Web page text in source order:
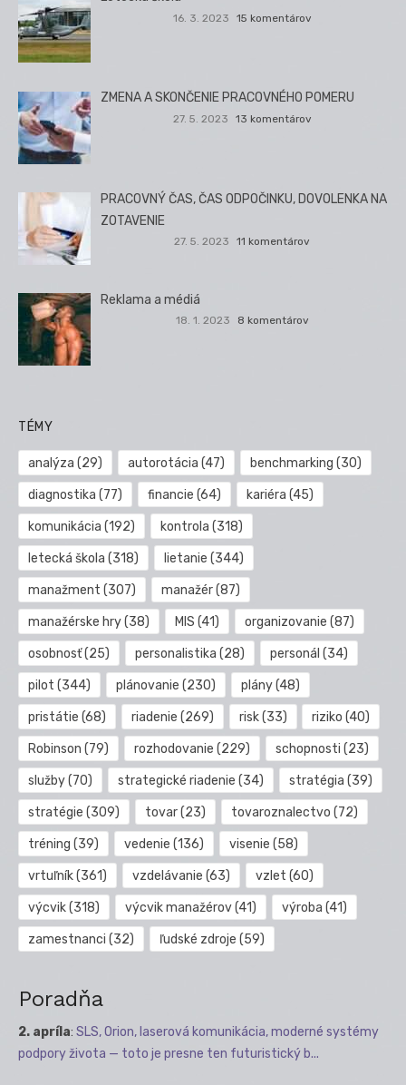
16. 3. 2023 15 komentárov
ZMENA A SKONČENIE PRACOVNÉHO POMERU
27. 5. 2023 13 komentárov
PRACOVNÝ ČAS, ČAS ODPOČINKU, DOVOLENKA NA
ZOTAVENIE
27. 5. 2023 11 komentárov
Reklama a médiá
18. 1. 2023 8 komentárov
TÉMY
analýza (29) autorotácia (47) benchmarking (30)
diagnostika (77) financie (64) kariéra (45)
komunikácia (192) kontrola (318)
letecká škola (318) lietanie (344)
manažment (307) manažér(87)
manažérske hry(38) MIS (41) organizovanie (87)
osobnosť(25) personalistika (28) personál (34)
pilot (344) plánovanie (230) plány(48)
pristátie (68) riadenie (269) risk(33) riziko (40)
Robinson (79) rozhodovanie (229) schopnosti (23)
služby(70) strategické riadenie (34) stratégia (39)
stratégie (309) tovar(23) tovaroznalectvo (72)
tréning (39) vedenie (136) visenie (58)
vrtuľník(361) vzdelávanie (63) vzlet (60)
výcvik(318) výcvik manažérov(41) výroba (41)
zamestnanci (32) ľudské zdroje (59)
Poradňa
2. apríla: SLS, Orion, laserová komunikácia, moderné systémy
podpory života — toto je presne ten futuristický b...